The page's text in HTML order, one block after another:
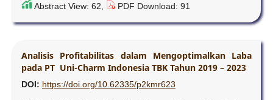
Abstract View: 62, PDF Download: 91
Analisis Profitabilitas dalam Mengoptimalkan Laba
pada PT Uni-Charm Indonesia TBK Tahun 2019 – 2023
DOI: https://doi.org/10.62335/p2kmr623